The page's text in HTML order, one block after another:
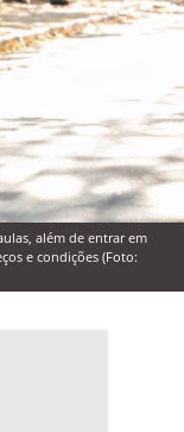
além de entrar em
e condições (Foto: